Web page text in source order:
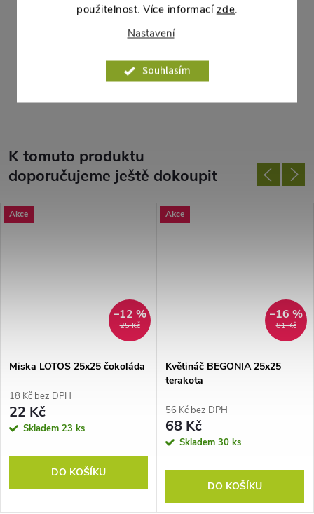
použitelnost. Více informací zde.
Nastavení
Souhlasím
Vnitřní průměr dna:19,5 cm
Ke květináči jsou k dispozici také podmisky LOTOS 30x30
K tomuto produktu
doporučujeme ještě dokoupit
Akce
25 Kč
–12 %
Miska LOTOS 25x25 čokoláda
18 Kč bez DPH
22 Kč
Skladem 23 ks
DO KOŠÍKU
Akce
81 Kč
–16 %
Květináč BEGONIA 25x25
terakota
56 Kč bez DPH
68 Kč
Skladem 30 ks
DO KOŠÍKU